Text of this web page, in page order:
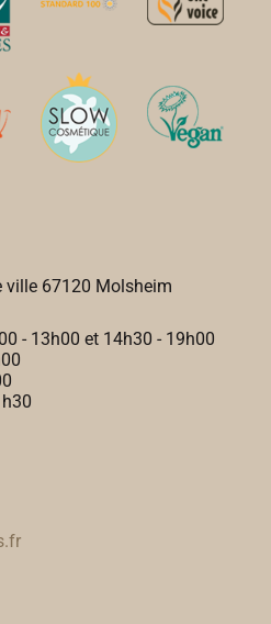
ville 67120 Molsheim
- 13h00 et 14h30 - 19h00